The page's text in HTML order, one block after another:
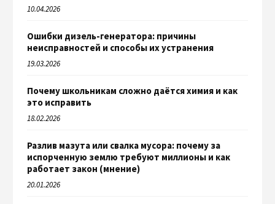
10.04.2026
Ошибки дизель-генератора: причины
неисправностей и способы их устранения
19.03.2026
Почему школьникам сложно даётся химия и как
это исправить
18.02.2026
Разлив мазута или свалка мусора: почему за
испорченную землю требуют миллионы и как
работает закон (мнение)
20.01.2026